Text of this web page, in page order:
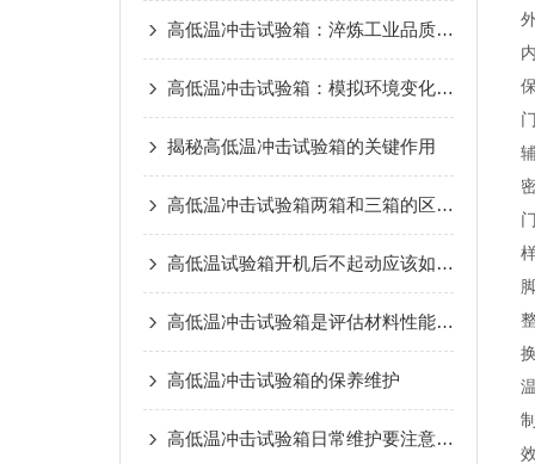
高低温冲击试验箱：淬炼工业品质的“冰火炼丹炉”
高低温冲击试验箱：模拟环境变化对产品性能的深度影响
揭秘高低温冲击试验箱的关键作用
高低温冲击试验箱两箱和三箱的区别在哪里？
高低温试验箱开机后不起动应该如何解决？
高低温冲击试验箱是评估材料性能的高效工具
高低温冲击试验箱的保养维护
高低温冲击试验箱日常维护要注意哪些事项